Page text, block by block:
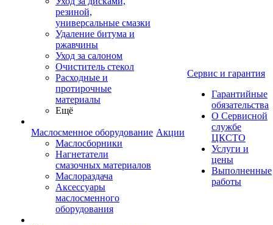
резиной,
универсальные смазки
Удаление битума и
ржавчины
Уход за салоном
Очиститель стекол
Расходные и
протирочные
материалы
Ещё
Маслосменное оборудование
Маслосборники
Нагнетатели
смазочных материалов
Маслораздача
Аксессуары
маслосменного
оборудования
Акции
Сервис и гарантия
Гарантийные
обязательства
О Сервисной
службе
ЦКСТО
Услуги и
цены
Выполненные
работы